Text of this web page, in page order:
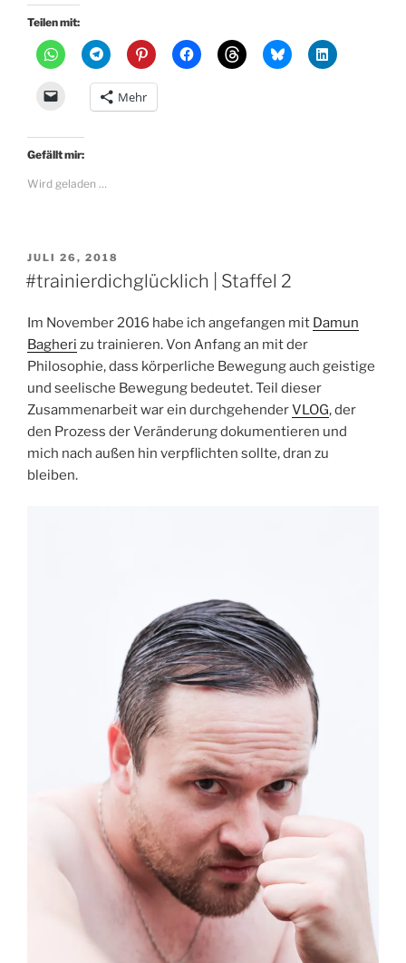
Teilen mit:
Mehr
Gefällt mir:
Wird geladen …
VERÖFFENTLICHT
AM
JULI 26, 2018
#trainierdichglücklich | Staffel 2
Im November 2016 habe ich angefangen mit Damun
Bagheri zu trainieren. Von Anfang an mit der
Philosophie, dass körperliche Bewegung auch geistige
und seelische Bewegung bedeutet. Teil dieser
Zusammenarbeit war ein durchgehenderVLOG, der
den Prozess der Veränderung dokumentieren und
mich nach außen hin verpflichten sollte, dran zu
bleiben.